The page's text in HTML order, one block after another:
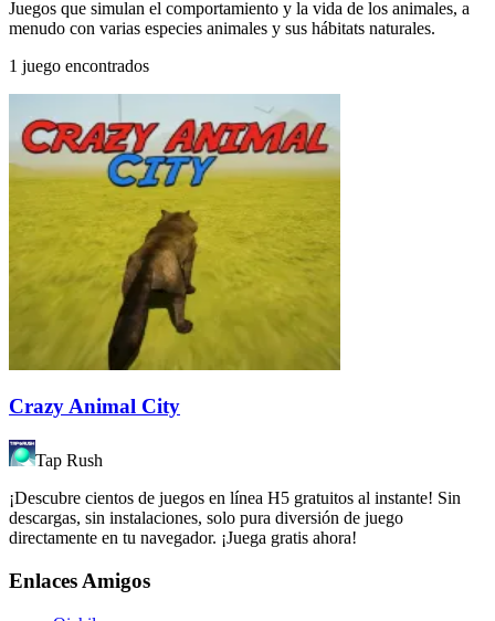
Juegos que simulan el comportamiento y la vida de los animales, a
menudo con varias especies animales y sus hábitats naturales.
1 juego encontrados
Crazy Animal City
Tap Rush
¡Descubre cientos de juegos en línea H5 gratuitos al instante! Sin
descargas, sin instalaciones, solo pura diversión de juego
directamente en tu navegador. ¡Juega gratis ahora!
Enlaces Amigos